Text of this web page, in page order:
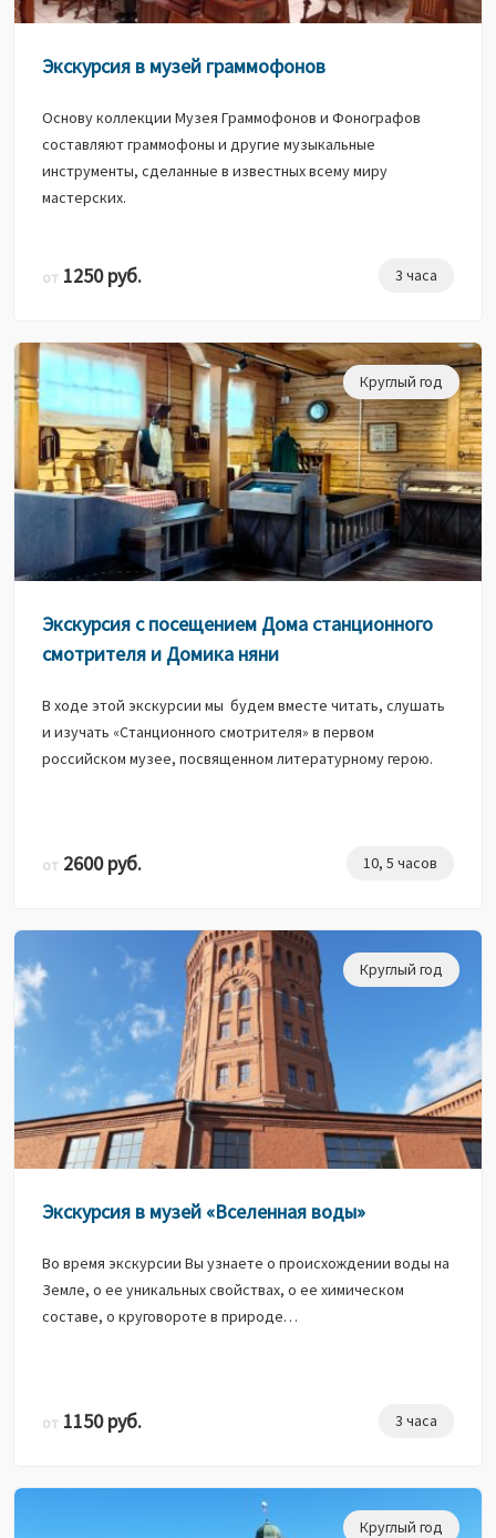
Экскурсия в музей граммофонов
Основу коллекции Музея Граммофонов и Фонографов
составляют граммофоны и другие музыкальные
инструменты, сделанные в известных всему миру
мастерских.
от 1250 руб. 3 часа
Круглый год
Экскурсия с посещением Дома станционного
смотрителя и Домика няни
В ходе этой экскурсии мы будем вместе читать, слушать
и изучать «Станционного смотрителя» в первом
российском музее, посвященном литературному герою.
от 2600 руб. 10, 5 часов
Круглый год
Экскурсия в музей «Вселенная воды»
Во время экскурсии Вы узнаете о происхождении воды на
Земле, о ее уникальных свойствах, о ее химическом
составе, о круговороте в природе…
от 1150 руб. 3 часа
Круглый год